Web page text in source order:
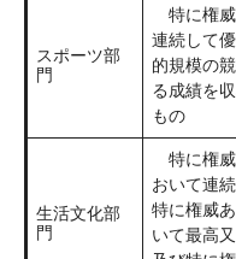
スポーツ部
門
特に権威
連続して
的規模の
る成績を
もの
生活文化部
門
特に権威
おいて連
特に権威
いて最高